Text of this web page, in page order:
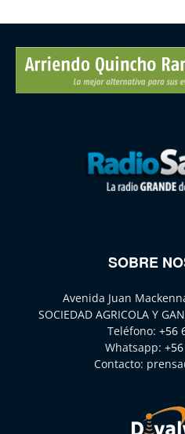
SOBRE
Avenida Juan
SOCIEDAD AGRICOLA Y
Teléfono: +56
Whatsapp:
Contacto: